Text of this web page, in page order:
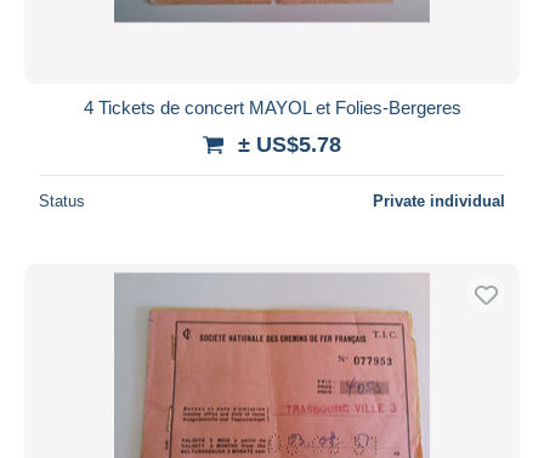
4 Tickets de concert MAYOL et Folies-Bergeres
± US$5.78
Status Private individual